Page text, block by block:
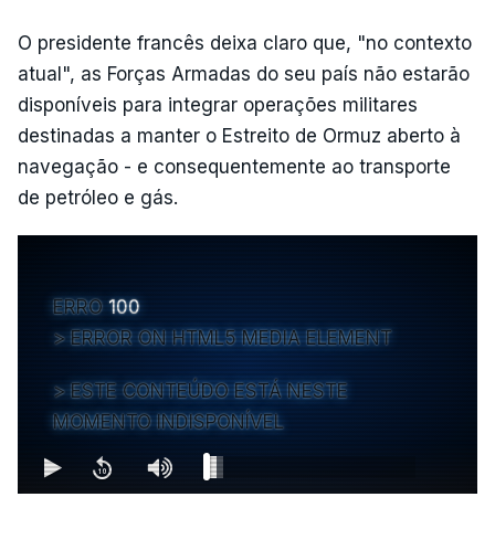
O presidente francês deixa claro que, "no contexto
atual", as Forças Armadas do seu país não estarão
disponíveis para integrar operações militares
destinadas a manter o Estreito de Ormuz aberto à
navegação - e consequentemente ao transporte
de petróleo e gás.
ERRO 100
ERROR ON HTML5 MEDIA ELEMENT
ESTE CONTEÚDO ESTÁ NESTE
MOMENTO INDISPONÍVEL